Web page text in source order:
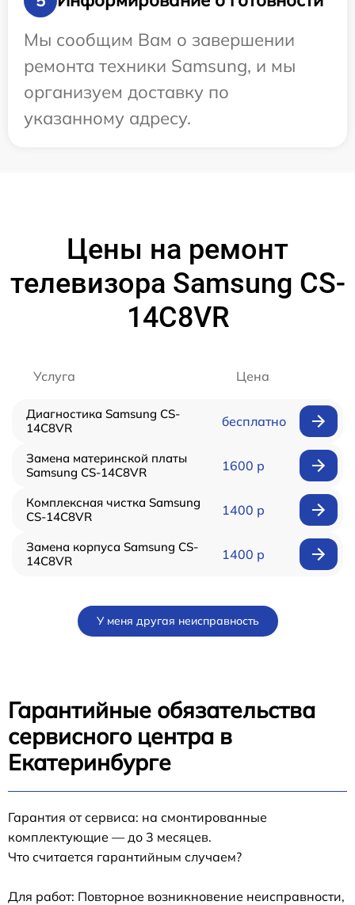
Мы сообщим Вам о завершении
ремонта техники Samsung, и мы
организуем доставку по
указанному адресу.
Цены на ремонт
телевизора Samsung CS-
14C8VR
Услуга Цена
Диагностика Samsung CS-
14C8VR
бесплатно
Замена материнской платы
Samsung CS-14C8VR
1600 р
Комплексная чистка Samsung
CS-14C8VR
1400 р
Замена корпуса Samsung CS-
14C8VR
1400 р
У меня другая неисправность
Гарантийные обязательства
сервисного центра в
Екатеринбурге
Гарантия от сервиса: на смонтированные
комплектующие — до 3 месяцев.
Что считается гарантийным случаем?
Для работ: Повторное возникновение неисправности,